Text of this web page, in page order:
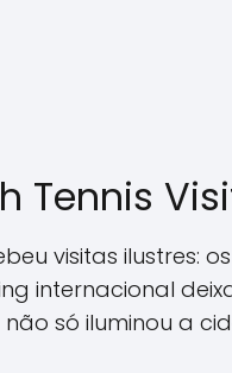
Tennis
visitas ilustres:
internacional
só iluminou a